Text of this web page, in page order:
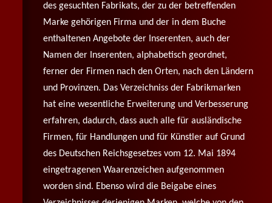
des gesuchten Fabrikats, der zu der betreffenden
Marke gehörigen Firma und der in dem Buche
enthaltenen Angebote der Inserenten, auch der
Namen der Inserenten, alphabetisch geordnet,
ferner der Firmen nach den Orten, nach den Ländern
und Provinzen. Das Verzeichniss der Fabrikmarken
hat eine wesentliche Erweiterung und Verbesserung
erfahren, dadurch, dass auch alle für ausländische
Firmen, für Handlungen und für Künstler auf Grund
des Deutschen Reichsgesetzes vom 12. Mai 1894
eingetragenen Waarenzeichen aufgenommen
worden sind. Ebenso wird die Beigabe eines